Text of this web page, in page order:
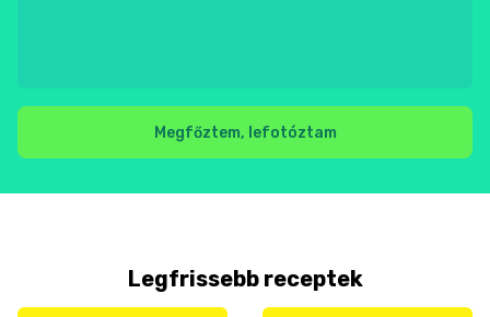
Megfőztem, lefotóztam
Legfrissebb receptek